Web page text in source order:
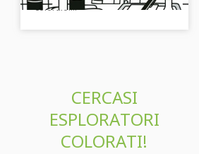
coloralo!...
CERCASI
ESPLORATORI
COLORATI!